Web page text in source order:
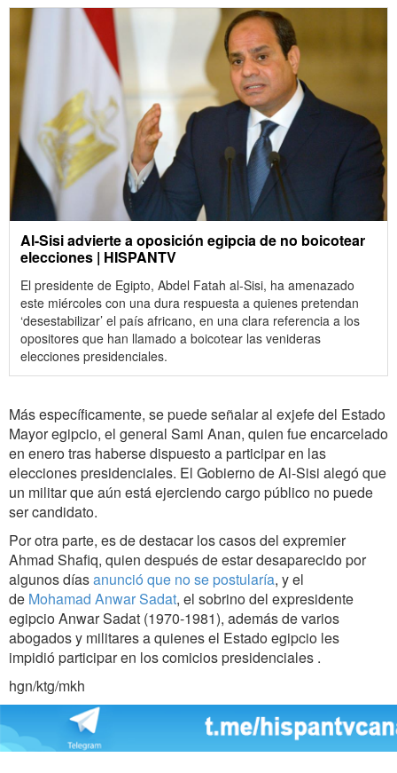
Al-Sisi advierte a oposición egipcia de no boicotear
elecciones | HISPANTV
El presidente de Egipto, Abdel Fatah al-Sisi, ha amenazado
este miércoles con una dura respuesta a quienes pretendan
‘desestabilizar’ el país africano, en una clara referencia a los
opositores que han llamado a boicotear las venideras
elecciones presidenciales.
Más específicamente, se puede señalar al exjefe del Estado
Mayor egipcio, el general Sami Anan, quien fue encarcelado
en enero tras haberse dispuesto a participar en las
elecciones presidenciales. El Gobierno de Al-Sisi alegó que
un militar que aún está ejerciendo cargo público no puede
ser candidato.
Por otra parte, es de destacar los casos del expremier
Ahmad Shafiq, quien después de estar desaparecido por
algunos díasanunció que no se postularía, y el
de Mohamad Anwar Sadat, el sobrino del expresidente
egipcio Anwar Sadat (1970-1981), además de varios
abogados y militares a quienes el Estado egipcio les
impidió participar en los comicios presidenciales .
hgn/ktg/mkh